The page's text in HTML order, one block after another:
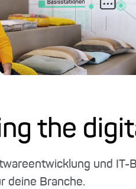
the
und IT-
deine Branche.